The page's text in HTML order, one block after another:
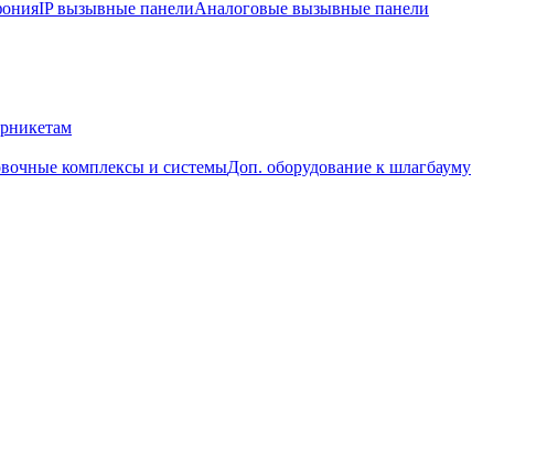
IP вызывные панелиАналоговые вызывные панели
комплексы и системыДоп. оборудование к шлагбауму